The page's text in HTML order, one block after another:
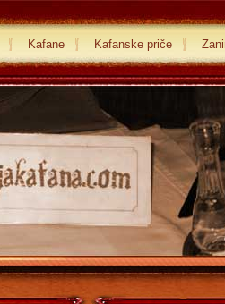
Kafane Kafanske priče